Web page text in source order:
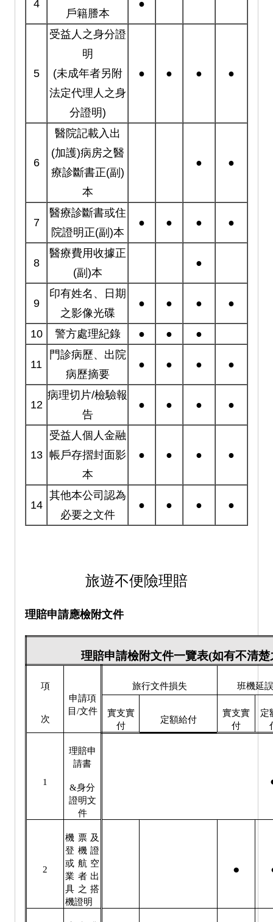
4
戶籍謄本
●
5
受益人之身分證
明
(未成年者另附
法定代理人之身
分證明)
● ● ● ●
6
醫院記載入出
(加護)病房之醫
療診斷書正(副)
本
● ●
7
醫療診斷書或住
院證明正(副)本
● ● ● ●
8
醫療費用收據正
(副)本
●
9
印有姓名、日期
之影像光碟
● ● ● ●
10 警方處理紀錄 ● ● ●
11
門診病歷、出院
病歷摘要
● ● ● ●
12
病理切片/檢驗報
告
● ● ● ●
13
受益人個人金融
帳戶存摺封面影
本
● ● ● ●
14
其他本公司認為
必要之文件
● ● ● ●
旅遊不便險理賠
理賠申請應檢附文件
理賠申請檢附文件一覽表(如有不清
項
申請項
目 /文件
旅行文件損失 班機延誤
次
實支實
付
定額給付
實支實
付
定
1
理賠申
請書
&身分
證明文
件
2
機票及
登機證
或航空
業者出
具之搭
機證明
●